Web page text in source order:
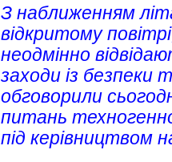
З наближенням
відкритому
неодмінно
заходи із безпеки
обговорили
питань
під керівництвом